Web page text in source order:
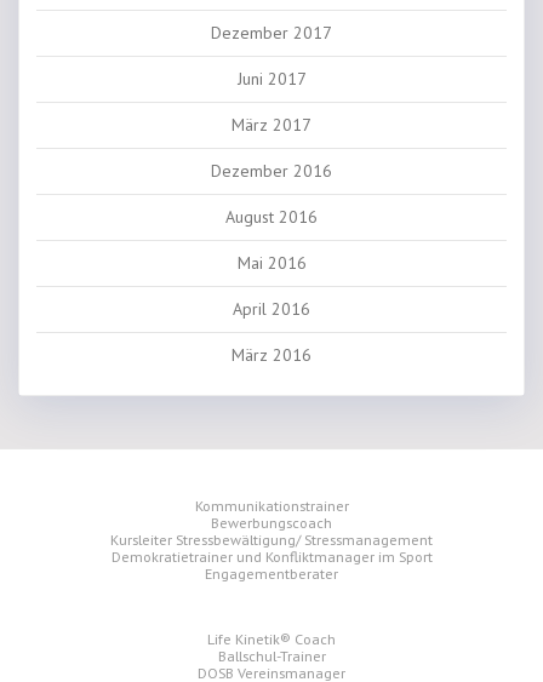
Dezember 2017
Juni 2017
März 2017
Dezember 2016
August 2016
Mai 2016
April 2016
März 2016
Kommunikationstrainer
Bewerbungscoach
Kursleiter Stressbewältigung/ Stressmanagement
Demokratietrainer und Konfliktmanager im Sport
Engagementberater
Life Kinetik® Coach
Ballschul-Trainer
DOSB Vereinsmanager